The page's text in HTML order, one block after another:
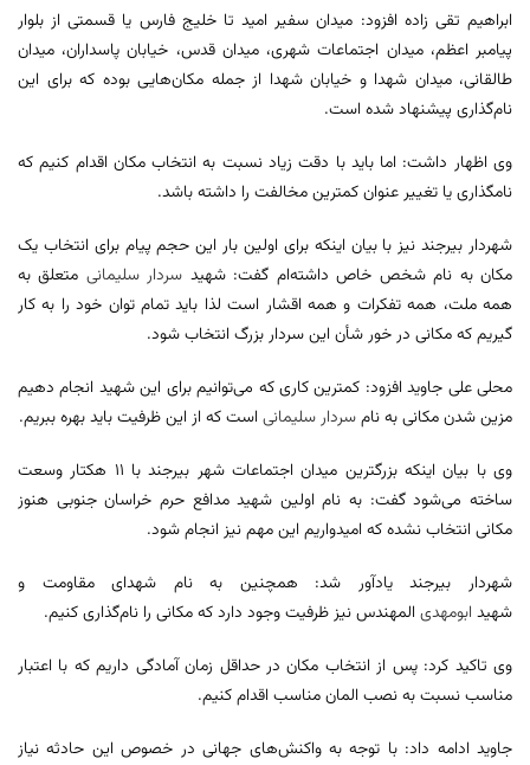
ابراهیم تقی زاده افزود: میدان سفیر امید تا خلیج فارس یا قسمتی از بلوار
پیامبر اعظم، میدان اجتماعات شهری، میدان قدس، خیابان پاسداران، میدان
طالقانی، میدان شهدا و خیابان شهدا از جمله مکان‌هایی بوده که برای این
نام‌گذاری پیشنهاد شده است.
وی اظهار داشت: اما باید با دقت زیاد نسبت به انتخاب مکان اقدام کنیم که
نامگذاری یا تغییر عنوان کمترین مخالفت را داشته باشد.
شهردار بیرجند نیز با بیان اینکه برای اولین بار این حجم پیام برای انتخاب یک
مکان به نام شخص خاص داشته‌‍‌ام گفت: شهید سردار سلیمانی متعلق به
همه ملت، همه تفکرات و همه اقشار است لذا باید تمام توان خود را به کار
گیریم که مکانی در خور شأن این سردار بزرگ انتخاب شود.
محلی علی جاوید افزود: کمترین کاری که می‌توانیم برای این شهید انجام دهیم
مزین شدن مکانی به نامسردار سلیمانی است که از این ظرفیت باید بهره ببریم.
وی با بیان اینکه بزرگترین میدان اجتماعات شهر بیرجند با ۱۱ هکتار وسعت
ساخته می‌شود گفت: به نام اولین شهید مدافع حرم خراسان جنوبی هنوز
مکانی انتخاب نشده که امیدواریم این مهم نیز انجام شود.
شهردار بیرجند یادآور شد: همچنین به نام شهدای مقاومت و
شهید ابومهدی المهندس نیز ظرفیت وجود دارد که مکانی را نام‌گذاری کنیم.
وی تاکید کرد: پس از انتخاب مکان در حداقل زمان آمادگی داریم که با اعتبار
مناسب نسبت به نصب المان مناسب اقدام کنیم.
جاوید ادامه داد: با توجه به واکنش‌های جهانی در خصوص این حادثه نیاز